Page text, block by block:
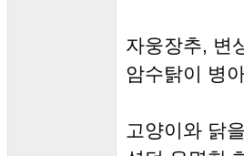
자웅장추, 변
암수탉이 병
고양이와 닭